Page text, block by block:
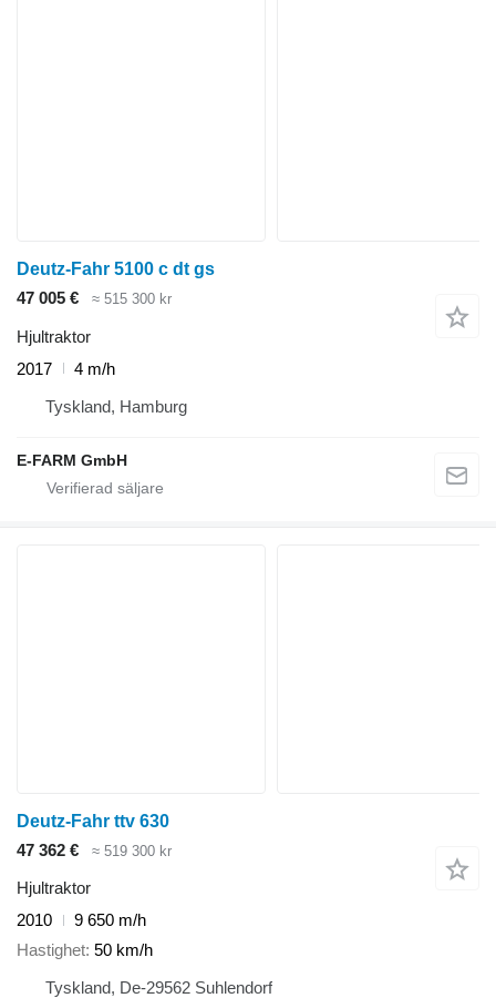
Deutz-Fahr 5100 c dt gs
47 005 €
≈ 515 300 kr
Hjultraktor
2017
4 m/h
Tyskland, Hamburg
E-FARM GmbH
Deutz-Fahr ttv 630
47 362 €
≈ 519 300 kr
Hjultraktor
2010
9 650 m/h
Hastighet 50 km/h
Tyskland, De-29562 Suhlendorf